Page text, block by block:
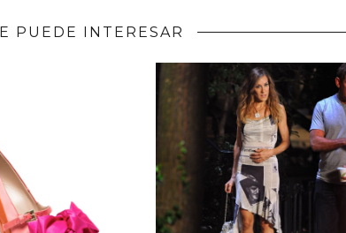
PUEDE INTERESAR